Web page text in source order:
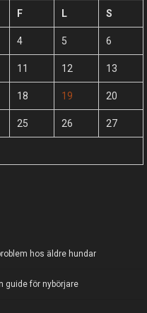
F L S
4 5 6
11 12 13
18 19 20
25 26 27
hos äldre hundar
guide för nybörjare